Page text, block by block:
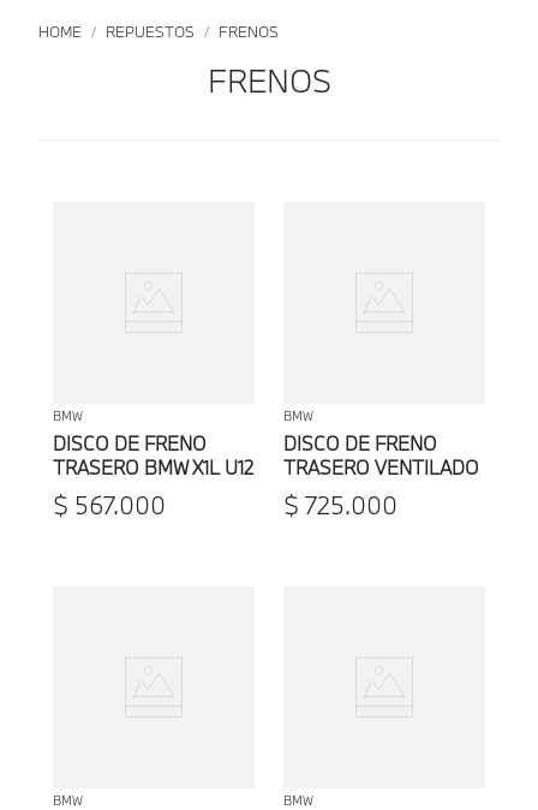
REPUESTOS FRENOS
FRENOS
BMW
DISCO DE FRENO
TRASERO BMW X1L U12
$ 567.000
BMW
DISCO DE FRENO
TRASERO VENTILADO
BMW X3 E83/X3 E83
LCI
$ 725.000
BMW BMW